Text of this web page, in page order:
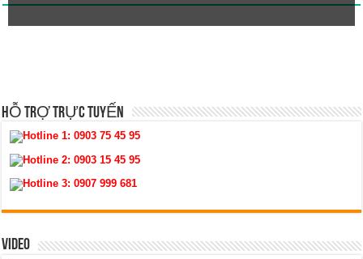
HỖ TRỢ TRỰC TUYẾN
Hotline 1:0903 75 45 95
Hotline 2:0903 15 45 95
Hotline 3:0907 999 681
VIDEO